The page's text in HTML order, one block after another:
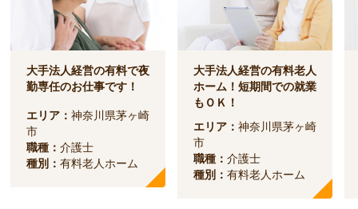
大手法人経営の有料で夜
勤専任のお仕事です！
エリア：神奈川県茅ヶ崎
市
職種：介護士
種別：有料老人ホーム
大手法人経営の有料老人
ホーム！短期間での就業
もＯＫ！
エリア：神奈川県茅ヶ崎
市
職種：介護士
種別：有料老人ホーム